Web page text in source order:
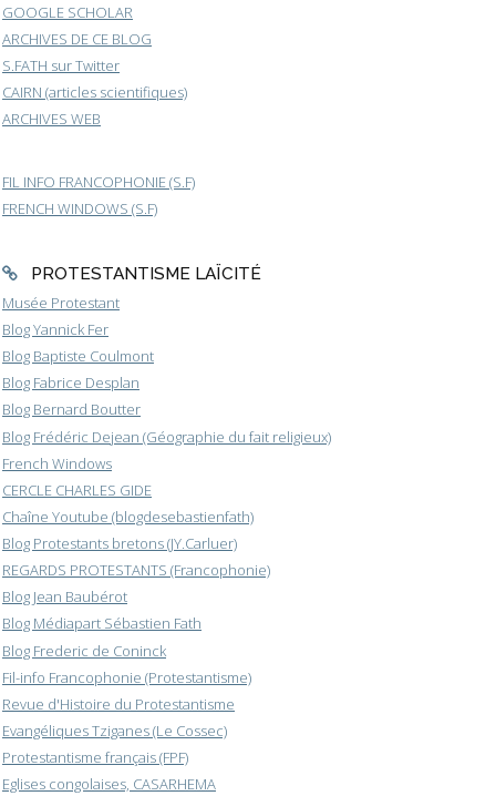
GOOGLE SCHOLAR
ARCHIVES DE CE BLOG
S.FATH sur Twitter
CAIRN (articles scientifiques)
ARCHIVES WEB
FIL INFO FRANCOPHONIE (S.F)
FRENCH WINDOWS (S.F)
PROTESTANTISME LAÏCITÉ
Musée Protestant
Blog Yannick Fer
Blog Baptiste Coulmont
Blog Fabrice Desplan
Blog Bernard Boutter
Blog Frédéric Dejean (Géographie du fait religieux)
French Windows
CERCLE CHARLES GIDE
Chaîne Youtube (blogdesebastienfath)
Blog Protestants bretons (JY.Carluer)
REGARDS PROTESTANTS (Francophonie)
Blog Jean Baubérot
Blog Médiapart Sébastien Fath
Blog Frederic de Coninck
Fil-info Francophonie (Protestantisme)
Revue d'Histoire du Protestantisme
Evangéliques Tziganes (Le Cossec)
Protestantisme français (FPF)
Eglises congolaises, CASARHEMA